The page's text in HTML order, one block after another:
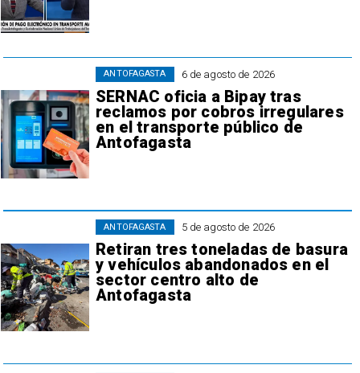
6 de agosto de 2026
SERNAC oficia a Bipay tras
reclamos por cobros irregulares
en el transporte público de
Antofagasta
ANTOFAGASTA
5 de agosto de 2026
Retiran tres toneladas de basura
y vehículos abandonados en el
sector centro alto de
Antofagasta
ANTOFAGASTA